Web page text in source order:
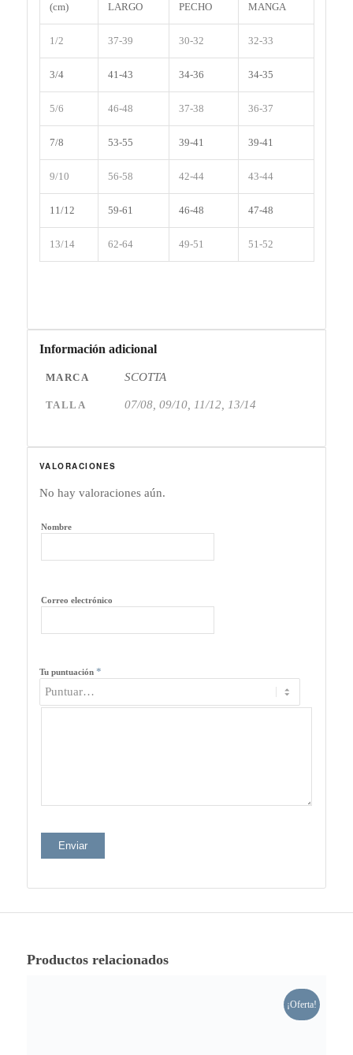
(cm) LARGO PECHO MANGA
1/2 37-39 30-32 32-33
3/4 41-43 34-36 34-35
5/6 46-48 37-38 36-37
7/8 53-55 39-41 39-41
9/10 56-58 42-44 43-44
11/12 59-61 46-48 47-48
13/14 62-64 49-51 51-52
Información adicional
MARCA SCOTTA
TALLA 07/08, 09/10, 11/12, 13/14
VALORACIONES
No hay valoraciones aún.
Nombre
Correo electrónico
Tu puntuación *
Productos relacionados
¡Oferta!